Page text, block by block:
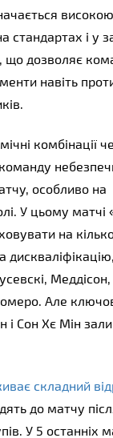
високою
стандартах і у
що дозволяє
навіть
комбінації
особливо на
У цьому матчі
на
Але
і Сон Хє Мін
складний
до матчу
У 5 останніх